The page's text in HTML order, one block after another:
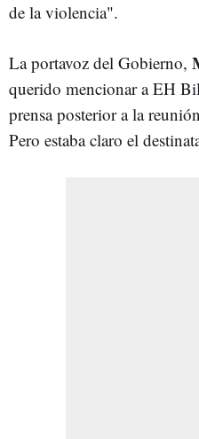
de la violencia".
La portavoz del Gobierno,
querido mencionar a EH
prensa posterior a la
Pero estaba claro el